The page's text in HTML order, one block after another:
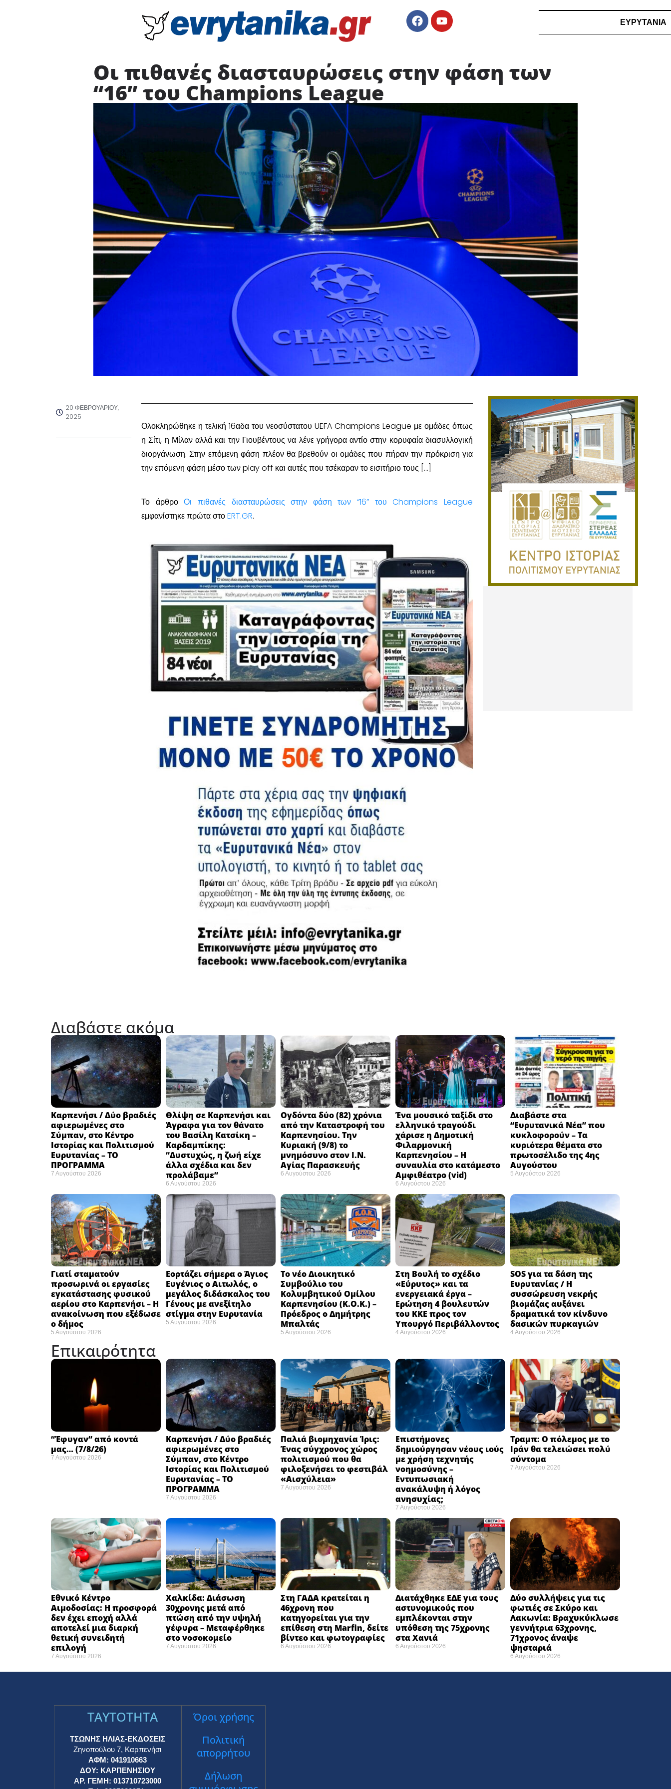
ΕΥΡΥΤΑΝΙΑ
Οι πιθανές διασταυρώσεις στην φάση των
“16” του Champions League
20 ΦΕΒΡΟΥΑΡΊΟΥ,
2025
Ολοκληρώθηκε η τελική 16αδα του νεοσύστατου UEFA Champions League με ομάδες όπως
η Σίτι, η Μίλαν αλλά και την Γιουβέντους να λένε γρήγορα αντίο στην κορυφαία διασυλλογική
διοργάνωση. Στην επόμενη φάση πλέον θα βρεθούν οι ομάδες που πήραν την πρόκριση για
την επόμενη φάση μέσο των play off και αυτές που τσέκαραν το εισιτήριο τους […]
Το άρθροΟι πιθανές διασταυρώσεις στην φάση των “16” του Champions League
εμφανίστηκε πρώτα στοERT.GR.
Διαβάστε ακόμα
Καρπενήσι / Δύο βραδιές
αφιερωμένες στο
Σύμπαν, στο Κέντρο
Ιστορίας και Πολιτισμού
Ευρυτανίας – ΤΟ
ΠΡΟΓΡΑΜΜΑ
7 Αυγούστου 2026
Θλίψη σε Καρπενήσι και
Άγραφα για τον θάνατο
του Βασίλη Κατσίκη –
Καρδαμπίκης:
“Δυστυχώς, η ζωή είχε
άλλα σχέδια και δεν
προλάβαμε”
6 Αυγούστου 2026
Ογδόντα δύο (82) χρόνια
από την Καταστροφή του
Καρπενησίου. Την
Κυριακή (9/8) το
μνημόσυνο στον Ι.Ν.
Αγίας Παρασκευής
6 Αυγούστου 2026
Ένα μουσικό ταξίδι στο
ελληνικό τραγούδι
χάρισε η Δημοτική
Φιλαρμονική
Καρπενησίου – Η
συναυλία στο κατάμεστο
Αμφιθέατρο (vid)
6 Αυγούστου 2026
Διαβάστε στα
“Ευρυτανικά Νέα” που
κυκλοφορούν – Τα
κυριότερα θέματα στο
πρωτοσέλιδο της 4ης
Αυγούστου
5 Αυγούστου 2026
Γιατί σταματούν
προσωρινά οι εργασίες
εγκατάστασης φυσικού
αερίου στο Καρπενήσι – Η
ανακοίνωση που εξέδωσε
ο δήμος
5 Αυγούστου 2026
Εορτάζει σήμερα ο Άγιος
Ευγένιος ο Αιτωλός, ο
μεγάλος διδάσκαλος του
Γένους με ανεξίτηλο
στίγμα στην Ευρυτανία
5 Αυγούστου 2026
Το νέο Διοικητικό
Συμβούλιο του
Κολυμβητικού Ομίλου
Καρπενησίου (Κ.Ο.Κ.) –
Πρόεδρος ο Δημήτρης
Μπαλτάς
5 Αυγούστου 2026
Στη Βουλή το σχέδιο
«Εύρυτος» και τα
ενεργειακά έργα –
Ερώτηση 4 βουλευτών
του ΚΚΕ προς τον
Υπουργό Περιβάλλοντος
4 Αυγούστου 2026
SOS για τα δάση της
Ευρυτανίας / Η
συσσώρευση νεκρής
βιομάζας αυξάνει
δραματικά τον κίνδυνο
δασικών πυρκαγιών
4 Αυγούστου 2026
Επικαιρότητα
“Έφυγαν” από κοντά
μας… (7/8/26)
7 Αυγούστου 2026
Καρπενήσι / Δύο βραδιές
αφιερωμένες στο
Σύμπαν, στο Κέντρο
Ιστορίας και Πολιτισμού
Ευρυτανίας – ΤΟ
ΠΡΟΓΡΑΜΜΑ
7 Αυγούστου 2026
Παλιά βιομηχανία Ίρις:
Ένας σύγχρονος χώρος
πολιτισμού που θα
φιλοξενήσει το φεστιβάλ
«Αισχύλεια» ​
7 Αυγούστου 2026
Επιστήμονες
δημιούργησαν νέους ιούς
με χρήση τεχνητής
νοημοσύνης –
Εντυπωσιακή
ανακάλυψη ή λόγος
ανησυχίας; ​
7 Αυγούστου 2026
Τραμπ: Ο πόλεμος με το
Ιράν θα τελειώσει πολύ
σύντομα ​
7 Αυγούστου 2026
Εθνικό Κέντρο
Αιμοδοσίας: H προσφορά
δεν έχει εποχή αλλά
αποτελεί μια διαρκή
θετική συνειδητή
επιλογή ​
7 Αυγούστου 2026
Χαλκίδα: Διάσωση
30χρονης μετά από
πτώση από την υψηλή
γέφυρα – Μεταφέρθηκε
στο νοσοκομείο ​
7 Αυγούστου 2026
Στη ΓΑΔΑ κρατείται η
46χρονη που
κατηγορείται για την
επίθεση στη Marfin, δείτε
βίντεο και φωτογραφίες
6 Αυγούστου 2026
Διατάχθηκε ΕΔΕ για τους
αστυνομικούς που
εμπλέκονται στην
υπόθεση της 75χρονης
στα Χανιά
6 Αυγούστου 2026
Δύο συλλήψεις για τις
φωτιές σε Σκύρο και
Λακωνία: Βραχυκύκλωσε
γεννήτρια 63χρονης,
71χρονος άναψε
ψησταριά
6 Αυγούστου 2026
TAYTOTHTA
ΤΣΩΝΗΣ ΗΛΙΑΣ-ΕΚΔΟΣΕΙΣ
Ζηνοπούλου 7, Καρπενήσι
ΑΦΜ: 041910663
ΔΟΥ: ΚΑΡΠΕΝΗΣΙΟΥ
ΑΡ. ΓΕΜΗ: 013710723000
Όροι χρήσης
Πολιτική
απορρήτου
Δήλωση